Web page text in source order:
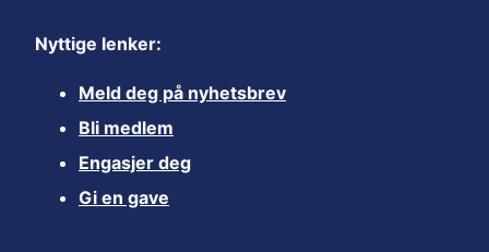
Nyttige lenker:
Meld deg på nyhetsbrev
Bli medlem
Engasjer deg
Gi en gave